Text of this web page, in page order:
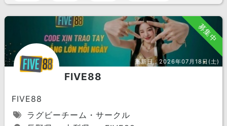
募集中
更新日：2026年07月18日(土)
FIVE88
FIVE88
ラグビーチーム・サークル